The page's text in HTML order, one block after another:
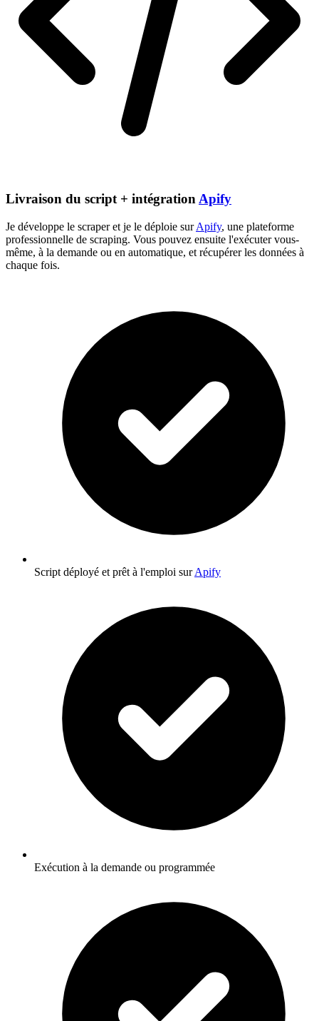
Livraison du script + intégration Apify
Je développe le scraper et je le déploie surApify, une plateforme
professionnelle de scraping. Vous pouvez ensuite l'exécuter vous-
même, à la demande ou en automatique, et récupérer les données à
chaque fois.
Script déployé et prêt à l'emploi surApify
Exécution à la demande ou programmée